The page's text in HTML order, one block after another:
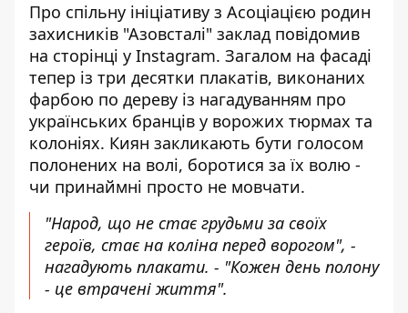
Про спільну ініціативу з Асоціацією родин
захисників "Азовсталі" заклад повідомив
на сторінці у Instagram. Загалом на фасаді
тепер із три десятки плакатів, виконаних
фарбою по дереву із нагадуванням про
українських бранців у ворожих тюрмах та
колоніях. Киян закликають бути голосом
полонених на волі, боротися за їх волю -
чи принаймні просто не мовчати.
"Народ, що не стає грудьми за своїх
героїв, стає на коліна перед ворогом", -
нагадують плакати. - "Кожен день полону
- це втрачені життя".